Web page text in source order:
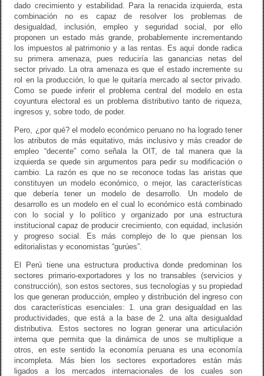
dado crecimiento y estabilidad. Para la renacida izquierda, esta
combinación no es capaz de resolver los problemas de
desigualdad, inclusión, empleo y seguridad social, por ello
proponen un estado más grande, probablemente incrementando
los impuestos al patrimonio y a las rentas. Es aquí donde radica
su primera amenaza, pues reduciría las ganancias netas del
sector privado. La otra amenaza es que el estado incremente su
rol en la producción, lo que le quitaría mercado al sector privado.
Como se puede inferir el problema central del modelo en esta
coyuntura electoral es un problema distributivo tanto de riqueza,
ingresos y, sobre todo, de poder.
Pero, ¿por qué? el modelo económico peruano no ha logrado tener
los atributos de más equitativo, más inclusivo y más creador de
empleo “decente” como señala la OIT, de tal manera que la
izquierda se quede sin argumentos para pedir su modificación o
cambio. La razón es que no se reconoce todas las aristas que
constituyen un modelo económico, o mejor, las características
que debería tener un modelo de desarrollo. Un modelo de
desarrollo es un modelo en el cual lo económico está combinado
con lo social y lo político y organizado por una estructura
institucional capaz de producir crecimiento, con equidad, inclusión
y progreso social. Es más complejo de lo que piensan los
editorialistas y economistas “gurúes”.
El Perú tiene una estructura productiva donde predominan los
sectores primario-exportadores y los no transables (servicios y
construcción), son estos sectores, sus tecnologías y su propiedad
los que generan producción, empleo y distribución del ingreso con
dos características esenciales: 1. una gran desigualdad en las
productividades, que está a la base de 2. una alta desigualdad
distributiva. Estos sectores no logran generar una articulación
interna que permita que la dinámica de unos se multiplique a
otros, en este sentido la economía peruana es una economía
incompleta. Más bien los sectores exportadores están más
ligados a los mercados internacionales de los cuales son